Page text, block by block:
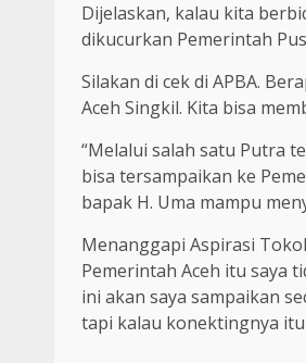
Dijelaskan, kalau kita
dikucurkan Pemerintah
Silakan di cek di APBA.
Aceh Singkil. Kita bisa
“Melalui salah satu Putra
bisa tersampaikan ke
bapak H. Uma mampu
Menanggapi Aspirasi
Pemerintah Aceh itu saya
ini akan saya sampaikan
tapi kalau konektingnya